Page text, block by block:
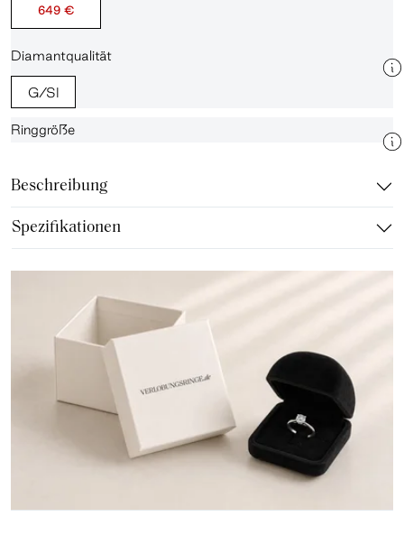
649 €
Diamantqualität
G/SI
Ringgröße
Beschreibung
Spezifikationen